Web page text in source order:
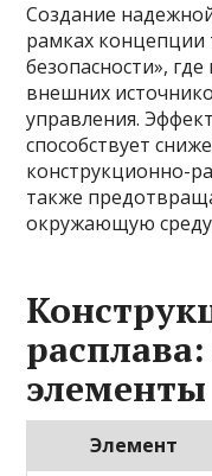
Создание
рамках концепции
безопасности»,
внешних
управления.
способствует
конструкционно-
также
окружающую
элементы
Элемент